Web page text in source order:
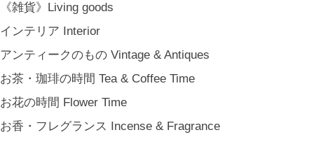
《雑貨》Living goods
インテリア Interior
アンティークのもの Vintage & Antiques
お茶・珈琲の時間 Tea & Coffee Time
お花の時間 Flower Time
お香・フレグランス Incense & Fragrance